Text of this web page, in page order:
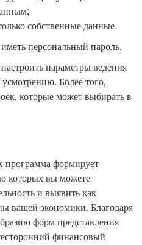
;
собственные данные.
персональный пароль.
параметры ведения
Более того,
которые может выбирать в
программа формирует
которых вы можете
и выявить как
вашей экономики. Благодаря
форм представления
финансовый